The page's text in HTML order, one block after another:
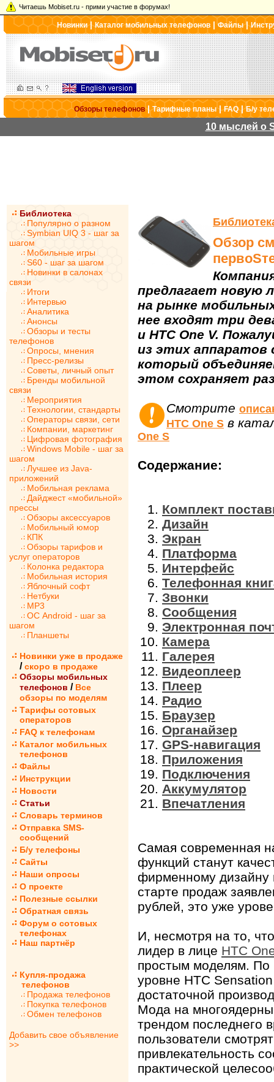
Читаешь Mobiset.ru - прими участие в форумах!
Новинки|Каталог мобильных телефонов |Файлы|
Обзоры телефонов|Тарифные планы|FAQ|Б/у
10 мыслей о
Библиотека
Популярно о разном
Symbian UIQ 3 - шаг за
шагом
Мобильные игры
S60 - шаг за шагом
Новинки в салонах
связи
Итоги
Интервью
Аналитика
Анонсы
Обзоры и тесты
телефонов
Опросы, мнения
Пресс-релизы
Советы, личный опыт
Бренды мобильной
связи
Мероприятия
Технологии, стандарты
Операторы связи, сети
Компании, маркетинг
Цифровая фотография
Windows Mobile - шаг за
шагом
Лучшее из Java-
приложений
Мобильная реклама
Дайджест «мобильной»
прессы
Обзоры аксессуаров
Мобильный юмор
КПК
Обзоры тарифов и
услуг операторов
Колонка редактора
Мобильная история
Яблочный софт
Нетбуки
MP3
ОС Android - шаг за
шагом
Планшеты
Новинки уже в продаже
/ скоро в продаже
Обзоры мобильных
телефонов / Все
обзоры по моделям
Тарифы сотовых
операторов
FAQ к телефонам
Каталог мобильных
телефонов
Файлы
Инструкции
Новости
Статьи
Словарь терминов
Отправка SMS-
сообщений
Б/у телефоны
Сайты
Наши опросы
О проекте
Полезные ссылки
Обратная связь
Форум о сотовых
телефонах
Наш партнёр
Купля-продажа
телефонов
Продажа телефонов
Покупка телефонов
Обмен телефонов
Добавить свое объявление
>>
Обзор
предлагает новую
на рынке
нее входят три
и HTC One V.
из этих аппаратов
который
этом сохраняет
Смотрите
HTC One S в
One S
Содержание:
Комплект
Дизайн
Экран
Платформа
Интерфейс
Телефонная
Звонки
Сообщения
Электронная
Камера
Галерея
Видеоплеер
Плеер
Радио
Браузер
Органайзер
GPS-навигация
Приложения
Подключения
Аккумулятор
Впечатления
Самая современная
функций станут
фирменному
старте продаж
рублей, это уже
И, несмотря на то,
лидер в лице HTC
простым моделям. По
уровне HTC
достаточной
Мода на
трендом последнего
пользователи
привлекательность
практической